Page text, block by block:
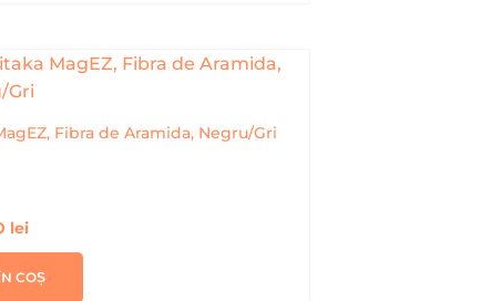
Fibra de Aramida, Negru/Gri
lei
COȘ